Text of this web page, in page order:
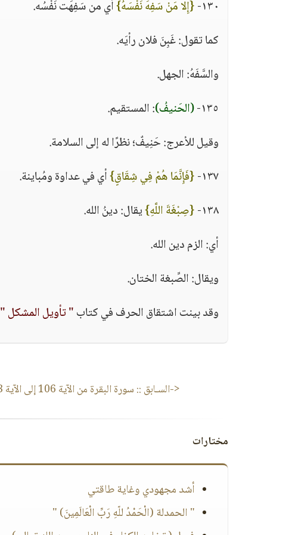
١٣٠- {إِلا مَنْ سَفِهَ نَفْسَهُ}أي من سَفِهَت نَفْسُه.
كما تقول: غَبِنَ فلان رأيَه.
والسَّفَهُ: الجهل.
١٣٥- (الحَنيفُ): المستقيم.
وقيل للأعرج: حَنِيفٌ؛ نظرًا له إلى السلامة.
١٣٧- {فَإِنَّمَا هُمْ فِي شِقَاقٍ}أي في عداوة ومُباينة.
١٣٨- {صِبْغَةَ اللَّهِ}يقال: دينُ الله.
أي: الزم دين الله.
ويقال: الصِّبغة الختان.
وقد بينت اشتقاق الحرف في كتاب" تأويل المشكل "
<-السـابق :: سورة البقرة من الآية 106 إلى الآية 123
مختارات
أشد مجهودي وغاية طاقتي
" الحمدلة (الْحَمْدُ للّهِ رَبِّ الْعَالَمِينَ) "